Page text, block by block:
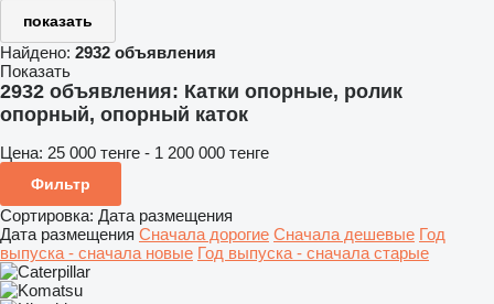
показать
Найдено: 2932 объявления
Показать
2932 объявления: Катки опорные, ролик
опорный, опорный каток
Цена: 25 000 тенге - 1 200 000 тенге
Фильтр
Сортировка: Дата размещения
Дата размещения Сначала дорогие Сначала дешевые Год
выпуска - сначала новые Год выпуска - сначала старые